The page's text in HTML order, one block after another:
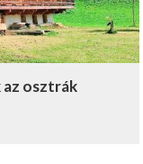
az osztrák